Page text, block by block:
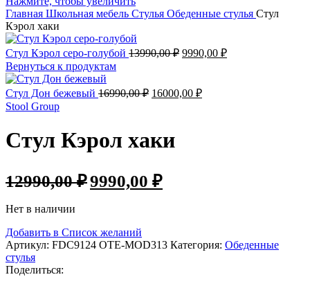
Главная Школьная мебель Стулья Обеденные стулья Стул
Кэрол хаки
Стул Кэрол серо-голубой 13990,00₽ 9990,00 ₽
Вернуться к продуктам
Стул Дон бежевый 16990,00₽ 16000,00 ₽
Stool Group
Стул Кэрол хаки
12990,00₽9990,00 ₽
Нет в наличии
Добавить в Список желаний
Артикул: FDC9124 OTE-MOD313 Категория: Обеденные
стулья
Поделиться: